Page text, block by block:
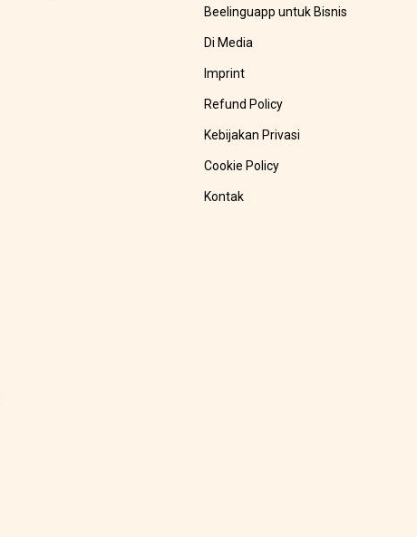
Beelinguapp untuk Bisnis
Di Media
Imprint
Refund Policy
Kebijakan Privasi
Cookie Policy
Kontak